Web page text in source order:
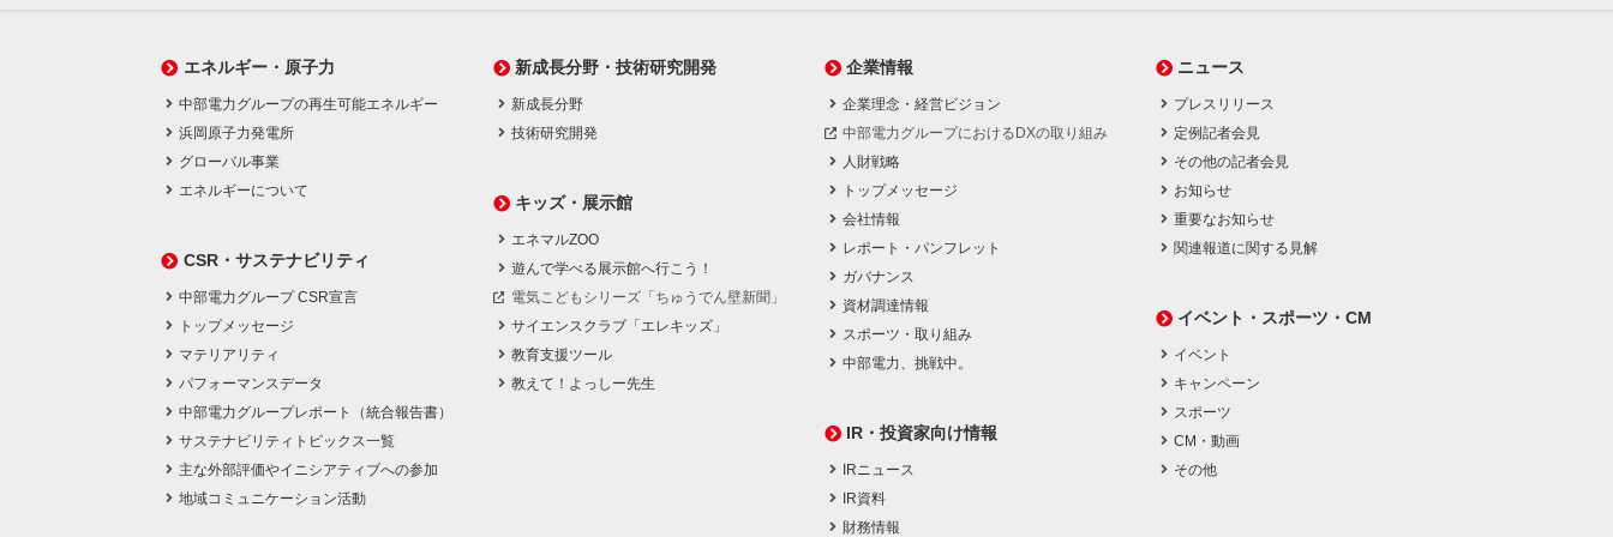
エネルギー・原子力
中部電力グループの再生可能エネルギー
浜岡原子力発電所
グローバル事業
エネルギーについて
CSR・サステナビリティ
中部電力グループ CSR宣言
トップメッセージ
マテリアリティ
パフォーマンスデータ
中部電力グループレポート（統合報告書）
サステナビリティトピックス一覧
主な外部評価やイニシアティブへの参加
地域コミュニケーション活動
新成長分野・技術研究開発
新成長分野
技術研究開発
キッズ・展示館
エネマルZOO
遊んで学べる展示館へ行こう！
電気こどもシリーズ「ちゅうでん壁新聞」
サイエンスクラブ「エレキッズ」
教育支援ツール
教えて！よっしー先生
企業情報
企業理念・経営ビジョン
中部電力グループにおけるDXの取り組み
人財戦略
トップメッセージ
会社情報
レポート・パンフレット
ガバナンス
資材調達情報
スポーツ・取り組み
中部電力、挑戦中。
IR・投資家向け情報
IRニュース
IR資料
財務情報
ニュース
プレスリリース
定例記者会見
その他の記者会見
お知らせ
重要なお知らせ
関連報道に関する見解
イベント・スポーツ・CM
イベント
キャンペーン
スポーツ
CM・動画
その他